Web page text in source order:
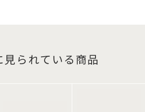
見られている商品